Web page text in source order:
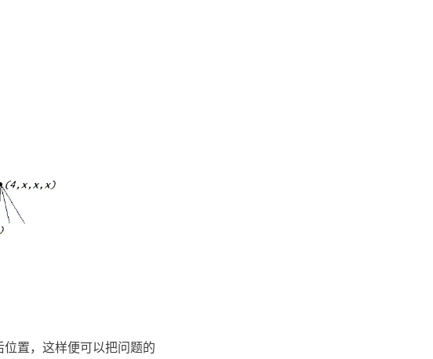
置，这样便可以把问题的